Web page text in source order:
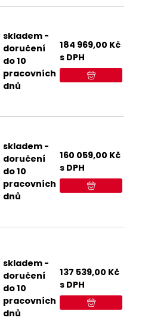
skladem -
doručení
do 10
pracovních
dnů
184 969,00 Kč
s DPH
skladem -
doručení
do 10
pracovních
dnů
160 059,00 Kč
s DPH
skladem -
doručení
do 10
pracovních
dnů
137 539,00 Kč
s DPH